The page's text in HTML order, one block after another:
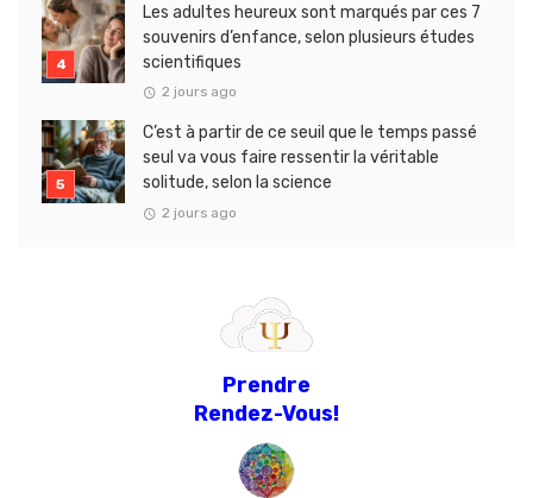
Les adultes heureux sont marqués par ces 7
souvenirs d’enfance, selon plusieurs études
scientifiques
2 jours ago
C’est à partir de ce seuil que le temps passé
seul va vous faire ressentir la véritable
solitude, selon la science
2 jours ago
Prendre
Rendez-Vous!